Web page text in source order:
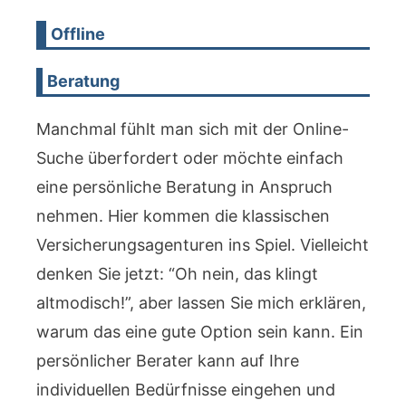
Offline
Beratung
Manchmal fühlt man sich mit der Online-
Suche überfordert oder möchte einfach
eine persönliche Beratung in Anspruch
nehmen. Hier kommen die klassischen
Versicherungsagenturen ins Spiel. Vielleicht
denken Sie jetzt: “Oh nein, das klingt
altmodisch!”, aber lassen Sie mich erklären,
warum das eine gute Option sein kann. Ein
persönlicher Berater kann auf Ihre
individuellen Bedürfnisse eingehen und